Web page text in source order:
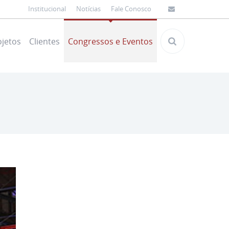
Institucional Notícias Fale Conosco
Clientes Congressos e Eventos